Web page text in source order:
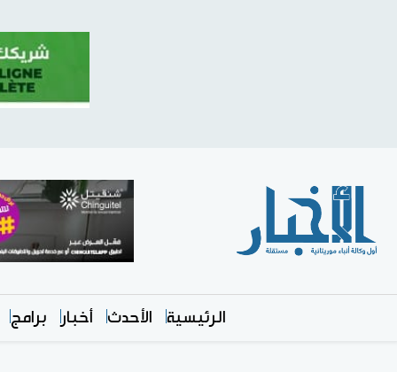
الرئيسية الأحدث أخبار برامج